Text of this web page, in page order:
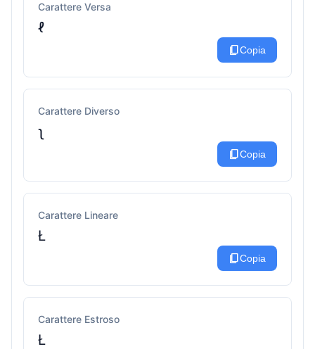
Carattere Versa
ℓ
content_copyCopia
Carattere Diverso
ʅ
content_copyCopia
Carattere Lineare
Ł
content_copyCopia
Carattere Estroso
Ł